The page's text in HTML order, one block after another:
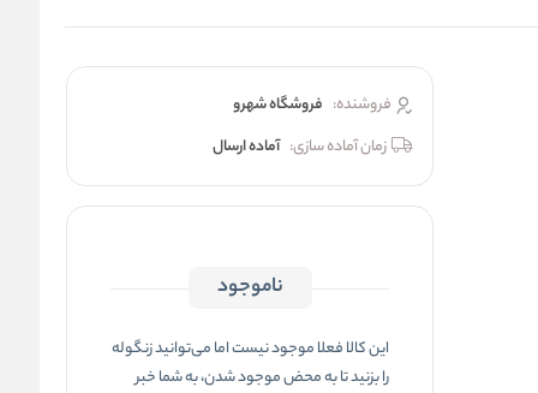
فروشنده: فروشگاه شهرو
زمان آماده سازی: آماده ارسال
ناموجود
این کالا فعلا موجود نیست اما می‌توانید زنگوله
را بزنید تا به محض موجود شدن، به شما خبر